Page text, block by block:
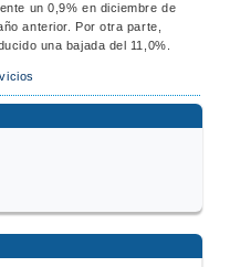
un 0,9% en diciembre de
anterior. Por otra parte,
una bajada del 11,0%.